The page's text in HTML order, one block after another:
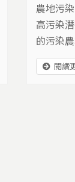
農地污
高污染
的污染
有希望
閱讀